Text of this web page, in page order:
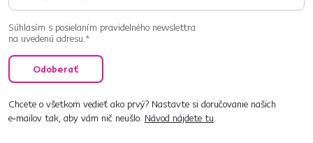
Súhlasím s posielaním pravidelného newslettra
na uvedenú adresu.*
Odoberať
Chcete o všetkom vedieť ako prvý? Nastavte si doručovanie našich
e‑mailov tak, aby vám nič neušlo. Návod nájdete tu.